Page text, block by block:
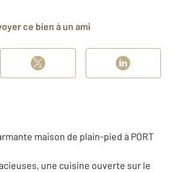
ce bien à un ami
maison de plain-pied à PORT
une cuisine ouverte sur le